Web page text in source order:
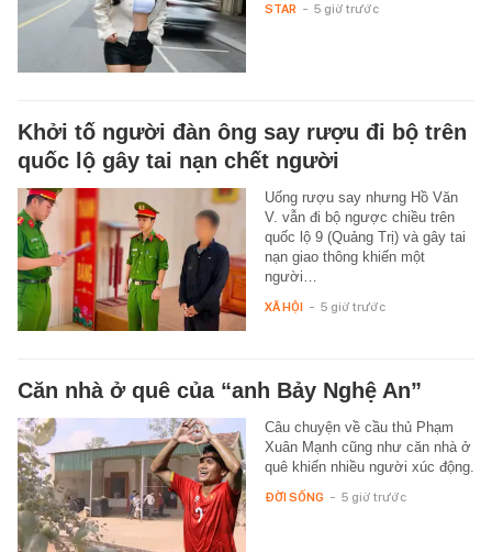
STAR - 5 giờ trước
Khởi tố người đàn ông say rượu đi bộ trên
quốc lộ gây tai nạn chết người
Uống rượu say nhưng Hồ Văn
V. vẫn đi bộ ngược chiều trên
quốc lộ 9 (Quảng Trị) và gây tai
nạn giao thông khiến một
người…
XÃ HỘI - 5 giờ trước
Căn nhà ở quê của “anh Bảy Nghệ An”
Câu chuyện về cầu thủ Phạm
Xuân Mạnh cũng như căn nhà ở
quê khiến nhiều người xúc động.
ĐỜI SỐNG - 5 giờ trước